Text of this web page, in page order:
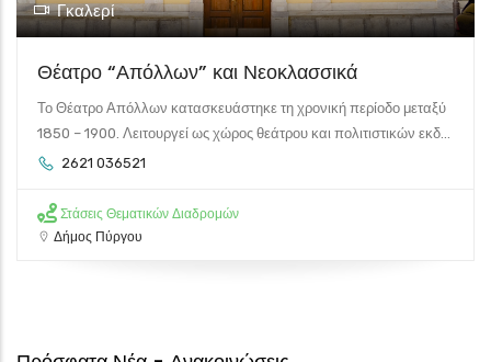
Γκαλερί
Θέατρο “Απόλλων” και Νεοκλασσικά
Το Θέατρο Απόλλων κατασκευάστηκε τη χρονική περίοδο μεταξύ
1850 – 1900. Λειτουργεί ως χώρος θεάτρου και πολιτιστικών εκδ...
2621 036521
Στάσεις Θεματικών Διαδρομών
Δήμος Πύργου